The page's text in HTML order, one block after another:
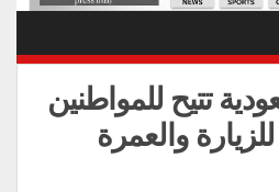
تتيح للمواطنين
والعمرة